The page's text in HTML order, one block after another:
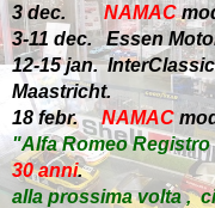
3 dec.NAMAC
3-11 dec. Essen
12-15 jan.
Maastricht.
18 febr.NAMAC
"Alfa Romeo
30 anni.
alla prossima volta ,